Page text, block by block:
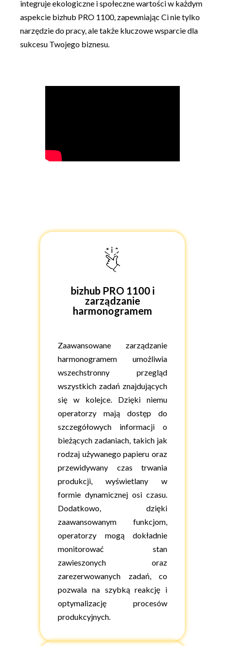
integruje ekologiczne i społeczne wartości w każdym
aspekcie bizhub PRO 1100, zapewniając Ci nie tylko
narzędzie do pracy, ale także kluczowe wsparcie dla
sukcesu Twojego biznesu.
bizhub PRO 1100 i
zarządzanie
harmonogramem
Zaawansowane zarządzanie
harmonogramem umożliwia
wszechstronny przegląd
wszystkich zadań znajdujących
się w kolejce. Dzięki niemu
operatorzy mają dostęp do
szczegółowych informacji o
bieżących zadaniach, takich jak
rodzaj używanego papieru oraz
przewidywany czas trwania
produkcji, wyświetlany w
formie dynamicznej osi czasu.
Dodatkowo, dzięki
zaawansowanym funkcjom,
operatorzy mogą dokładnie
monitorować stan
zawieszonych oraz
zarezerwowanych zadań, co
pozwala na szybką reakcję i
optymalizację procesów
produkcyjnych.